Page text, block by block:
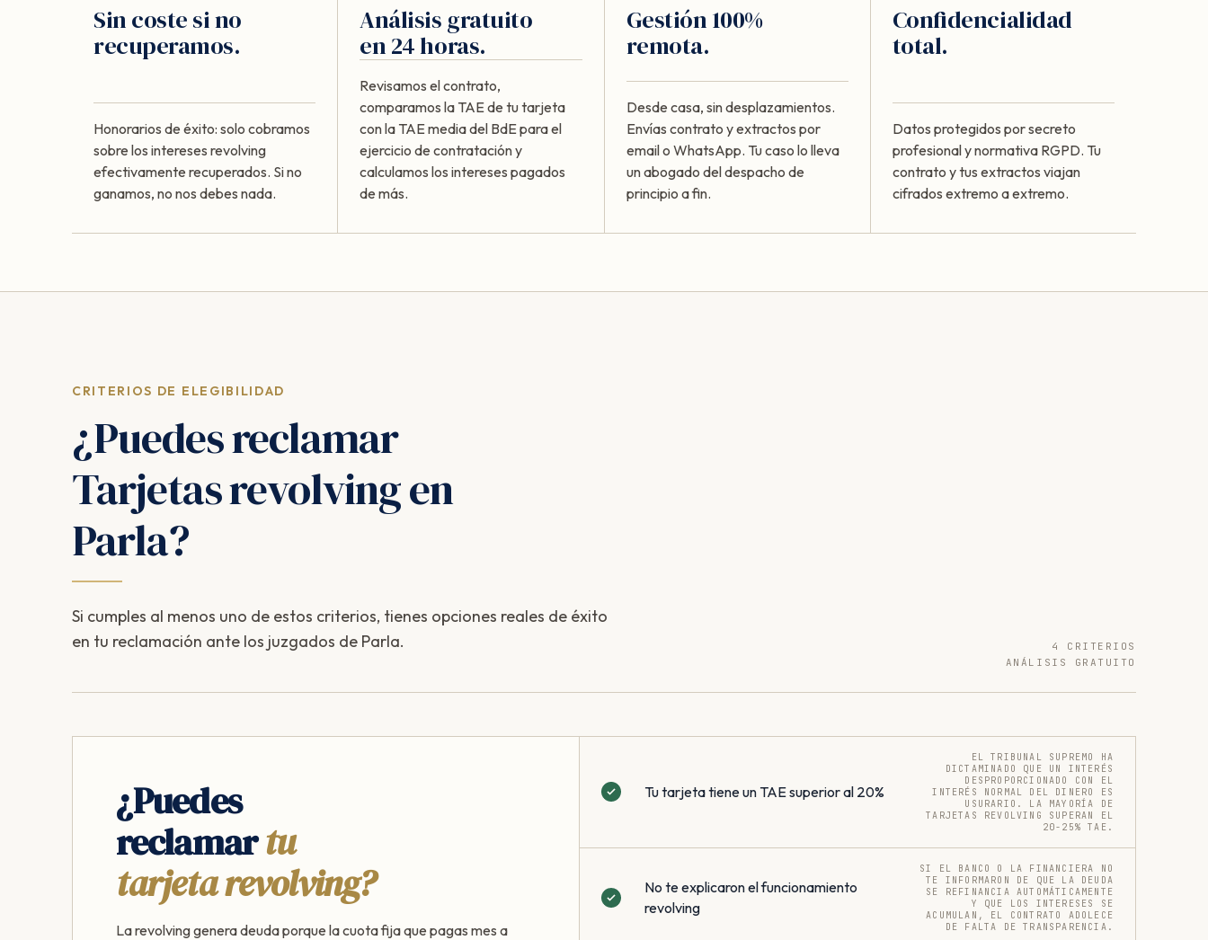
Sin coste si no
recuperamos.
Honorarios de éxito: solo cobramos
sobre los intereses revolving
efectivamente recuperados. Si no
ganamos, no nos debes nada.
Análisis gratuito
en 24 horas.
Revisamos el contrato,
comparamos la TAE de tu tarjeta
con la TAE media del BdE para el
ejercicio de contratación y
calculamos los intereses pagados
de más.
Gestión 100%
remota.
Desde casa, sin desplazamientos.
Envías contrato y extractos por
email o WhatsApp. Tu caso lo lleva
un abogado del despacho de
principio a fin.
Confidencialidad
total.
Datos protegidos por secreto
profesional y normativa RGPD. Tu
contrato y tus extractos viajan
cifrados extremo a extremo.
CRITERIOS DE ELEGIBILIDAD
¿Puedes reclamar
Tarjetas revolving en
Parla?
Si cumples al menos uno de estos criterios, tienes opciones reales de éxito
en tu reclamación ante los juzgados de Parla.
4 CRITERIOS
ANÁLISIS GRATUITO
¿Puedes
reclamartu
tarjeta revolving?
La revolving genera deuda porque la cuota fija que pagas mes a
Tu tarjeta tiene un TAE superior al 20%
EL TRIBUNAL SUPREMO HA
DICTAMINADO QUE UN INTERÉS
DESPROPORCIONADO CON EL
INTERÉS NORMAL DEL DINERO ES
USURARIO. LA MAYORÍA DE
TARJETAS REVOLVING SUPERAN EL
20-25% TAE.
No te explicaron el funcionamiento
revolving
SI EL BANCO O LA FINANCIERA NO
TE INFORMARON DE QUE LA DEUDA
SE REFINANCIA AUTOMÁTICAMENTE
Y QUE LOS INTERESES SE
ACUMULAN, EL CONTRATO ADOLECE
DE FALTA DE TRANSPARENCIA.